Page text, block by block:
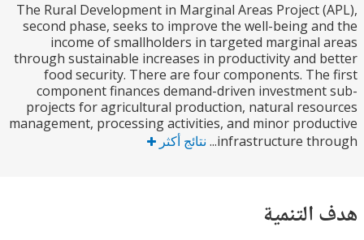
The Rural Development in Marginal Areas Project
second phase, seeks to improve the well-being
income of smallholders in targeted marginal
through sustainable increases in productivity and
food security. There are four components.
component finances demand-driven
projects for agricultural production, natural
management, processing activities, and minor
infrastructure
نتائج أكثر